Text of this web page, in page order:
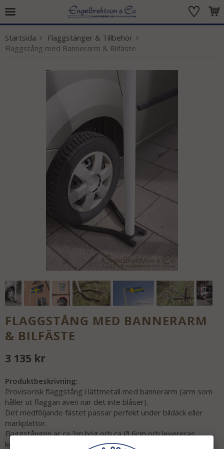
Produkten har blivit tillagd i varukorgen
Startsida
Flaggstänger & Tillbehör
Flaggstång med Bannerarm & Bilfäste
FLAGGSTÅNG MED BANNERARM
& BILFÄSTE
3 135 kr
Produktbeskrivning:
Provisorisk flaggstång i lättmetall med bannerarm (arm som
håller ut flaggan även när det inte blåser).
Det medföljande fästet passar perfekt under bildäck eller
markplattor.
Flaggstången är ca 3m hög och ca Ø 6cm och levereras
komplett med kula, bannerarm, motvikt och fäste.